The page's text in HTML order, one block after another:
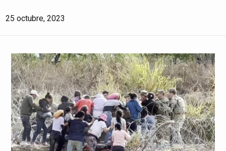
25 octubre, 2023